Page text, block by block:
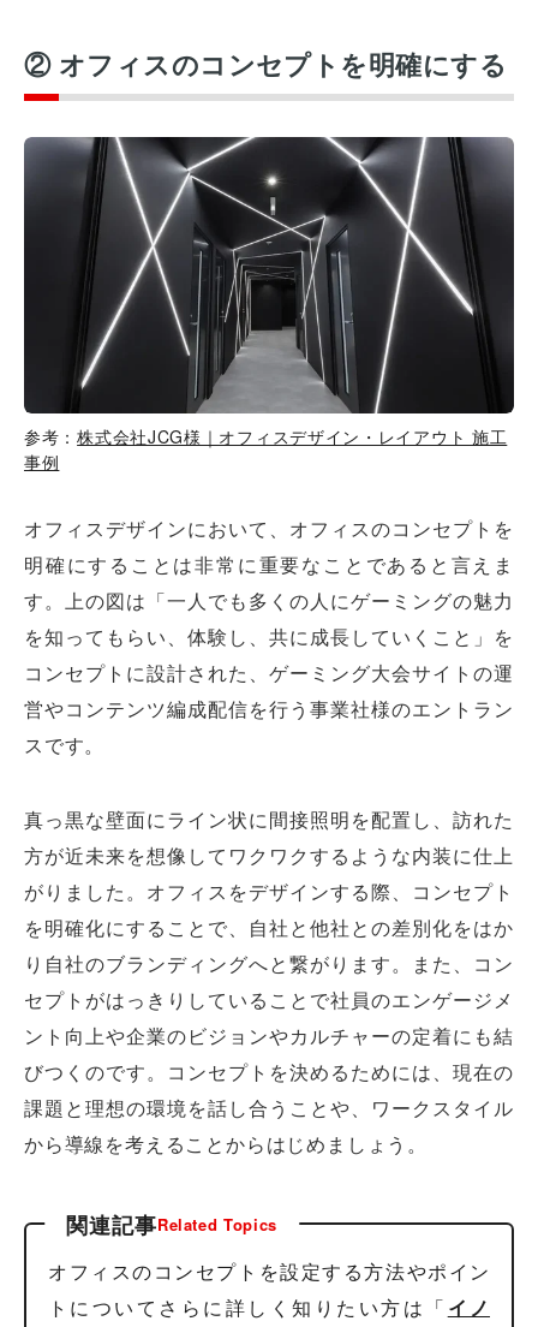
② オフィスのコンセプトを明確にする
参考：株式会社JCG様｜オフィスデザイン・レイアウト 施工
事例
オフィスデザインにおいて、オフィスのコンセプトを
明確にすることは非常に重要なことであると言えま
す。上の図は「一人でも多くの人にゲーミングの魅力
を知ってもらい、体験し、共に成長していくこと」を
コンセプトに設計された、ゲーミング大会サイトの運
営やコンテンツ編成配信を行う事業社様のエントラン
スです。
真っ黒な壁面にライン状に間接照明を配置し、訪れた
方が近未来を想像してワクワクするような内装に仕上
がりました。オフィスをデザインする際、コンセプト
を明確化にすることで、自社と他社との差別化をはか
り自社のブランディングへと繋がります。また、コン
セプトがはっきりしていることで社員のエンゲージメ
ント向上や企業のビジョンやカルチャーの定着にも結
びつくのです。コンセプトを決めるためには、現在の
課題と理想の環境を話し合うことや、ワークスタイル
から導線を考えることからはじめましょう。
関連記事Related Topics
オフィスのコンセプトを設定する方法やポイン
トについてさらに詳しく知りたい方は「 イノ